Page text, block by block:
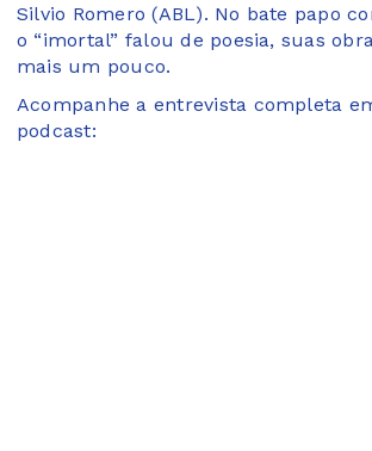
Silvio Romero (ABL). No bate papo
o “imortal” falou de poesia, suas
mais um pouco.
Acompanhe a entrevista completa
podcast: